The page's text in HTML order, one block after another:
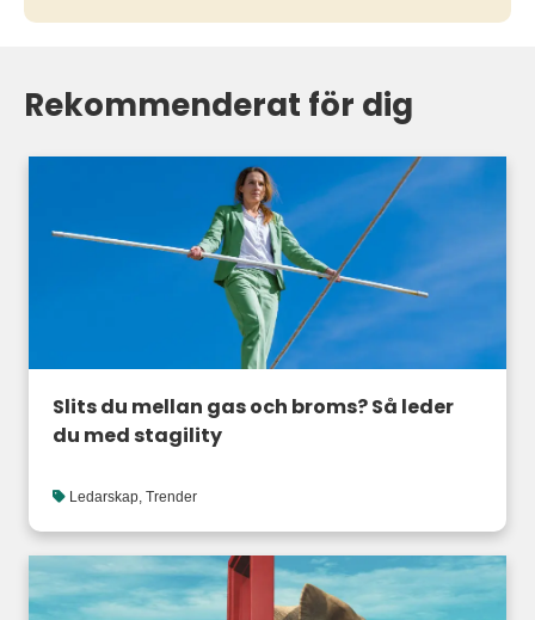
Rekommenderat för dig
Slits du mellan gas och broms? Så leder
du med stagility
Ledarskap, Trender